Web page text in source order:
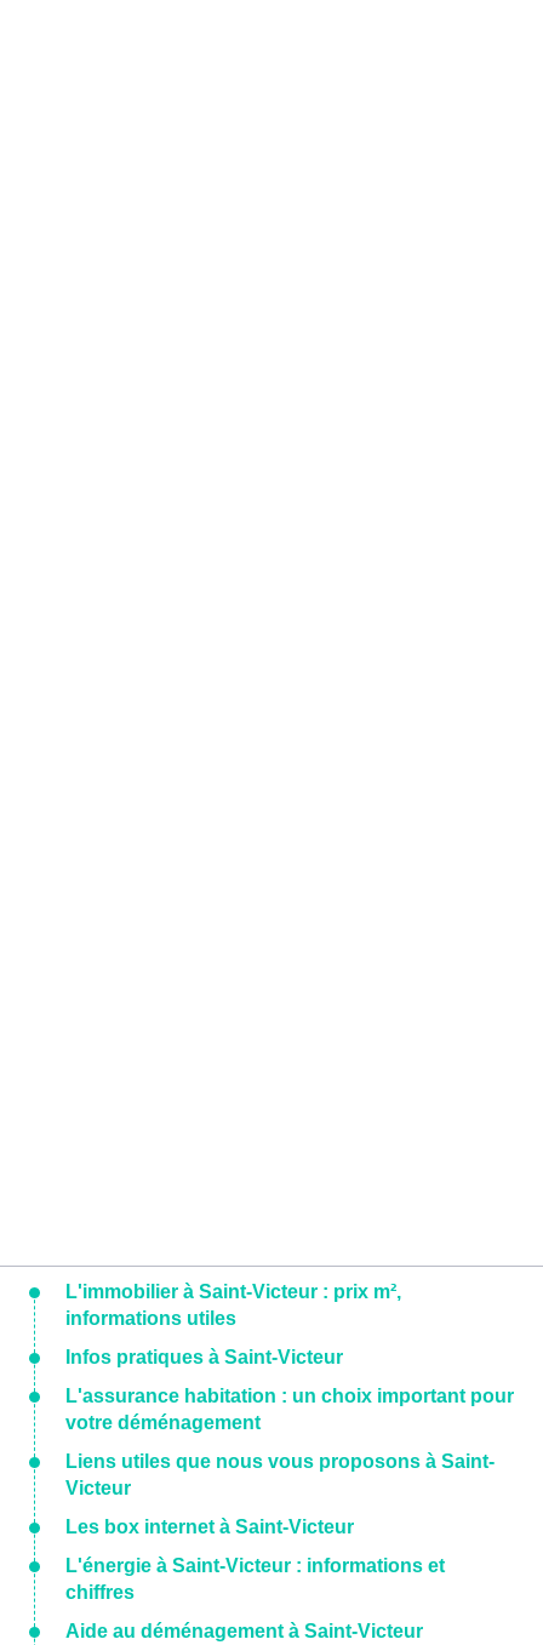
L'immobilier à Saint-Victeur : prix m²,
informations utiles
Infos pratiques à Saint-Victeur
L'assurance habitation : un choix important pour
votre déménagement
Liens utiles que nous vous proposons à Saint-
Victeur
Les box internet à Saint-Victeur
L'énergie à Saint-Victeur : informations et
chiffres
Aide au déménagement à Saint-Victeur